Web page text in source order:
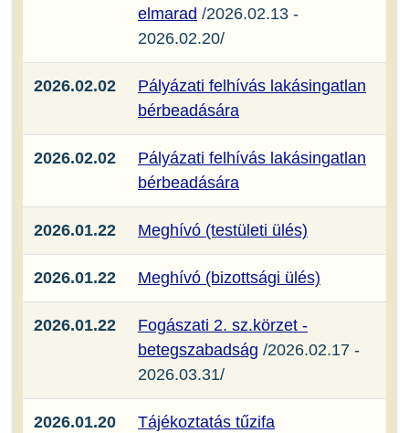
elmarad /2026.02.13 -
2026.02.20/
2026.02.02
Pályázati felhívás lakásingatlan
bérbeadására
2026.02.02
Pályázati felhívás lakásingatlan
bérbeadására
2026.01.22 Meghívó (testületi ülés)
2026.01.22 Meghívó (bizottsági ülés)
2026.01.22
Fogászati 2. sz.körzet -
betegszabadság /2026.02.17 -
2026.03.31/
2026.01.20
Tájékoztatás tűzifa